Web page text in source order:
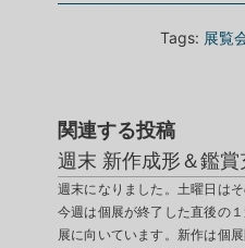
Tags: 展覧
関連する投稿
週末 新作成形＆鑑賞
週末になりました。土曜日は
今週は個展が終了した直後の
展に向いています。新作は個